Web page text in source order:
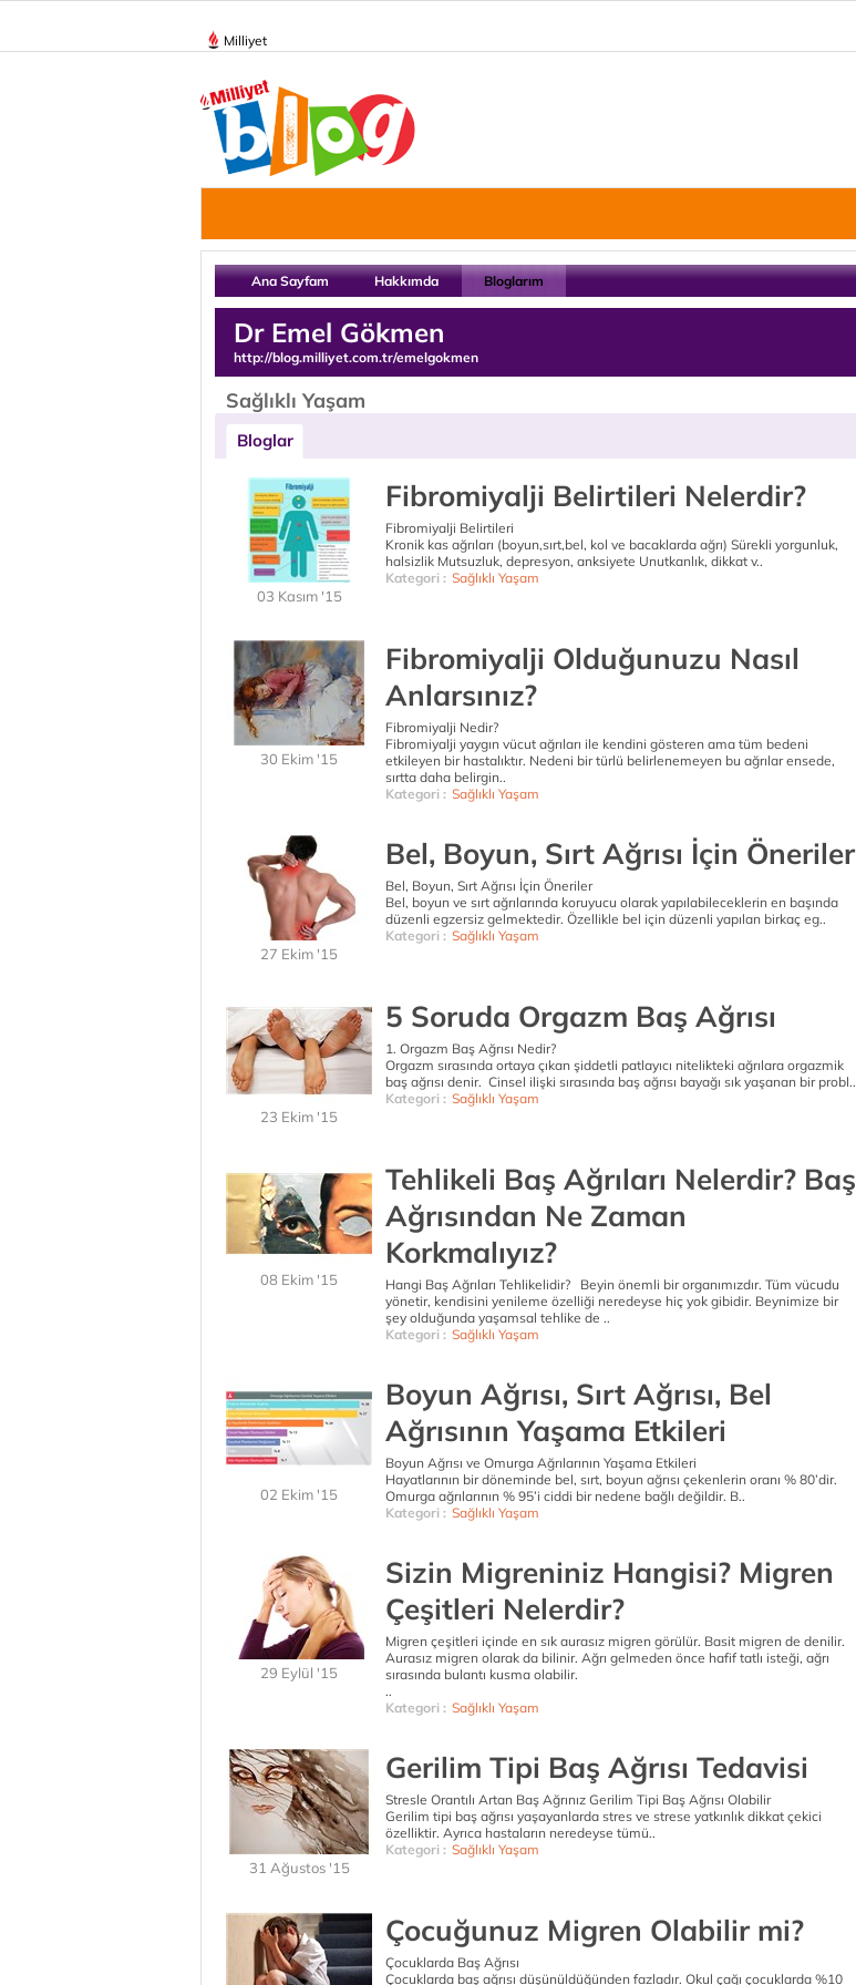
Milliyet
Ana Sayfam Hakkımda Bloglarım
Dr Emel Gökmen
http://blog.milliyet.com.tr/emelgokmen
Sağlıklı Yaşam
Bloglar
03 Kasım '15
Fibromiyalji Belirtileri Nelerdir?
Fibromiyalji Belirtileri
Kronik kas ağrıları (boyun,sırt,bel, kol ve bacaklarda ağrı) Sürekli yorgunluk,
halsizlik Mutsuzluk, depresyon, anksiyete Unutkanlık, dikkat v..
Kategori : Sağlıklı Yaşam
30 Ekim '15
Fibromiyalji Olduğunuzu Nasıl
Anlarsınız?
Fibromiyalji Nedir?
Fibromiyalji yaygın vücut ağrıları ile kendini gösteren ama tüm bedeni
etkileyen bir hastalıktır. Nedeni bir türlü belirlenemeyen bu ağrılar ensede,
sırtta daha belirgin..
Kategori : Sağlıklı Yaşam
27 Ekim '15
Bel, Boyun, Sırt Ağrısı İçin Öneriler
Bel, Boyun, Sırt Ağrısı İçin Öneriler
Bel, boyun ve sırt ağrılarında koruyucu olarak yapılabileceklerin en başında
düzenli egzersiz gelmektedir. Özellikle bel için düzenli yapılan birkaç eg..
Kategori : Sağlıklı Yaşam
23 Ekim '15
5 Soruda Orgazm Baş Ağrısı
1. Orgazm Baş Ağrısı Nedir?
Orgazm sırasında ortaya çıkan şiddetli patlayıcı nitelikteki ağrılara orgazmik
baş ağrısı denir. Cinsel ilişki sırasında baş ağrısı bayağı sık yaşanan bir probl..
Kategori : Sağlıklı Yaşam
08 Ekim '15
Tehlikeli Baş Ağrıları Nelerdir? Baş
Ağrısından Ne Zaman
Korkmalıyız?
Hangi Baş Ağrıları Tehlikelidir? Beyin önemli bir organımızdır. Tüm vücudu
yönetir, kendisini yenileme özelliği neredeyse hiç yok gibidir. Beynimize bir
şey olduğunda yaşamsal tehlike de ..
Kategori : Sağlıklı Yaşam
02 Ekim '15
Boyun Ağrısı, Sırt Ağrısı, Bel
Ağrısının Yaşama Etkileri
Boyun Ağrısı ve Omurga Ağrılarının Yaşama Etkileri
Hayatlarının bir döneminde bel, sırt, boyun ağrısı çekenlerin oranı % 80’dir.
Omurga ağrılarının % 95’i ciddi bir nedene bağlı değildir. B..
Kategori : Sağlıklı Yaşam
29 Eylül '15
Sizin Migreniniz Hangisi? Migren
Çeşitleri Nelerdir?
Migren çeşitleri içinde en sık aurasız migren görülür. Basit migren de denilir.
Aurasız migren olarak da bilinir. Ağrı gelmeden önce hafif tatlı isteği, ağrı
sırasında bulantı kusma olabilir.
..
Kategori : Sağlıklı Yaşam
31 Ağustos '15
Gerilim Tipi Baş Ağrısı Tedavisi
Stresle Orantılı Artan Baş Ağrınız Gerilim Tipi Baş Ağrısı Olabilir
Gerilim tipi baş ağrısı yaşayanlarda stres ve strese yatkınlık dikkat çekici
özelliktir. Ayrıca hastaların neredeyse tümü..
Kategori : Sağlıklı Yaşam
Çocuğunuz Migren Olabilir mi?
Çocuklarda Baş Ağrısı
Çocuklarda baş ağrısı düşünüldüğünden fazladır. Okul çağı çocuklarda %10